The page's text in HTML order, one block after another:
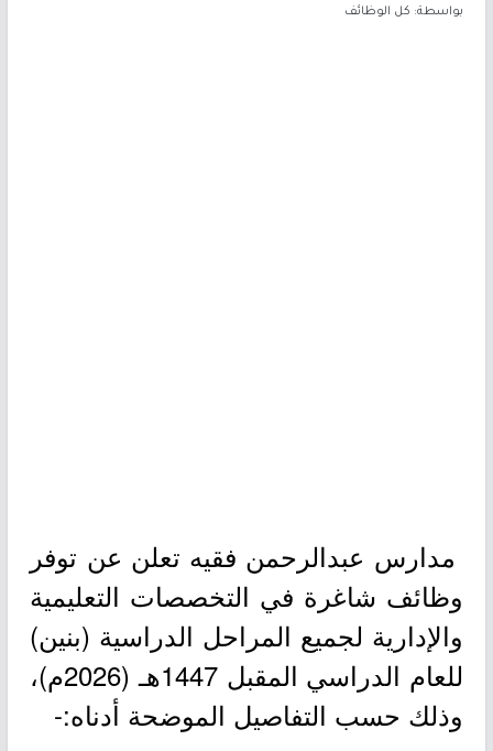
بواسطة: كل الوظائف
مدارس عبدالرحمن فقيه تعلن عن توفر
وظائف شاغرة في التخصصات التعليمية
والإدارية لجميع المراحل الدراسية (بنين)
للعام الدراسي المقبل 1447هـ (2026م)،
وذلك حسب التفاصيل الموضحة أدناه:-